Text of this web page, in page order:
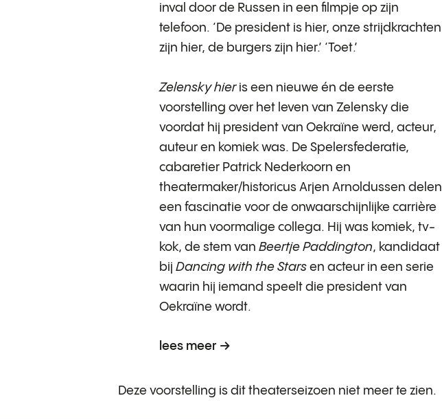
inval door de Russen in een filmpje op zijn
telefoon. ‘De president is hier, onze strijdkrachten
zijn hier, de burgers zijn hier.’ ‘Toet.’
Zelensky hieris een nieuwe én de eerste
voorstelling over het leven van Zelensky die
voordat hij president van Oekraïne werd, acteur,
auteur en komiek was. De Spelersfederatie,
cabaretier Patrick Nederkoorn en
theatermaker/historicus Arjen Arnoldussen delen
een fascinatie voor de onwaarschijnlijke carrière
van hun voormalige collega. Hij was komiek, tv-
kok, de stem van Beertje Paddington, kandidaat
bij Dancing with the Stars en acteur in een serie
waarin hij iemand speelt die president van
Oekraïne wordt.
lees meer
Deze voorstelling is dit theaterseizoen niet meer te zien.